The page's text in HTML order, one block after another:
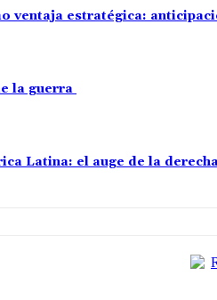
ventaja estratégica:
la guerra
Latina: el auge de la